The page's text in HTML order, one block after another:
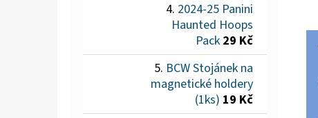
2024-25 Panini
Haunted Hoops
Pack 29 Kč
BCW Stojánek na
magnetické holdery
(1ks) 19 Kč